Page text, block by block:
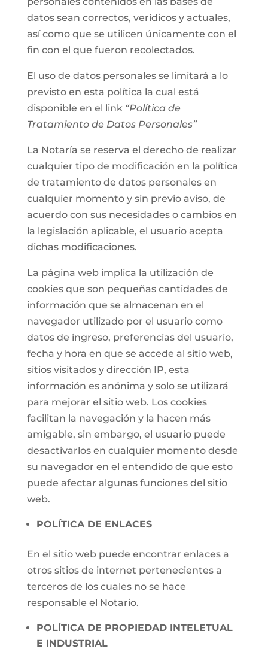
datos sean correctos, verídicos y actuales,
así como que se utilicen únicamente con el
fin con el que fueron recolectados.
El uso de datos personales se limitará a lo
previsto en esta política la cual está
disponible en el link “Política de
Tratamiento de Datos Personales”
La Notaría se reserva el derecho de realizar
cualquier tipo de modificación en la política
de tratamiento de datos personales en
cualquier momento y sin previo aviso, de
acuerdo con sus necesidades o cambios en
la legislación aplicable, el usuario acepta
dichas modificaciones.
La página web implica la utilización de
cookies que son pequeñas cantidades de
información que se almacenan en el
navegador utilizado por el usuario como
datos de ingreso, preferencias del usuario,
fecha y hora en que se accede al sitio web,
sitios visitados y dirección IP, esta
información es anónima y solo se utilizará
para mejorar el sitio web. Los cookies
facilitan la navegación y la hacen más
amigable, sin embargo, el usuario puede
desactivarlos en cualquier momento desde
su navegador en el entendido de que esto
puede afectar algunas funciones del sitio
web.
POLÍTICA DE ENLACES
En el sitio web puede encontrar enlaces a
otros sitios de internet pertenecientes a
terceros de los cuales no se hace
responsable el Notario.
POLÍTICA DE PROPIEDAD INTELETUAL
E INDUSTRIAL